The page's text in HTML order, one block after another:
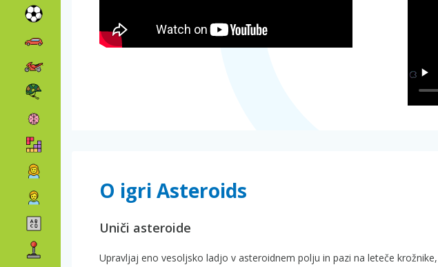
O igri Asteroids
Uniči asteroide
Upravljaj eno vesoljsko ladjo v asteroidnem polju in pazi na leteče